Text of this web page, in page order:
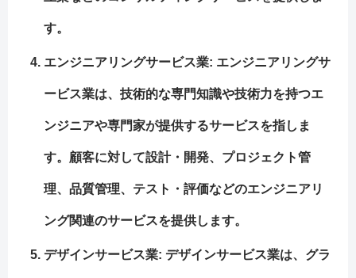
す。
エンジニアリングサービス業: エンジニアリングサ
ービス業は、技術的な専門知識や技術力を持つエ
ンジニアや専門家が提供するサービスを指しま
す。顧客に対して設計・開発、プロジェクト管
理、品質管理、テスト・評価などのエンジニアリ
ング関連のサービスを提供します。
デザインサービス業: デザインサービス業は、グラ